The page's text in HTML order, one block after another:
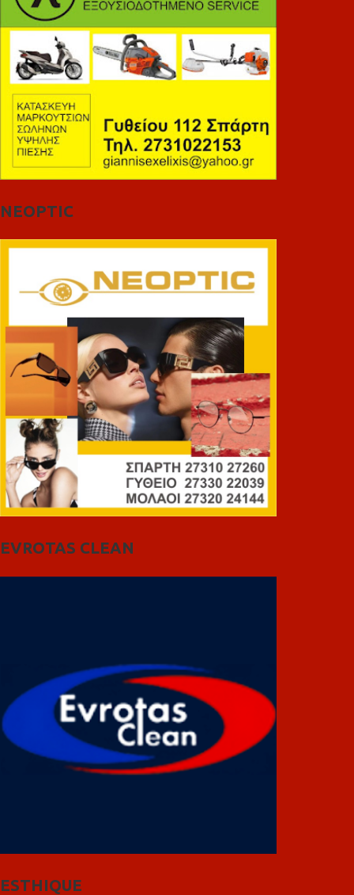
NEOPTIC
EVROTAS CLEAN
ESTHIQUE